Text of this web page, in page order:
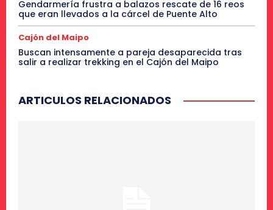
Gendarmería frustra a balazos rescate de 16 reos
que eran llevados a la cárcel de Puente Alto
Cajón del Maipo
Buscan intensamente a pareja desaparecida tras
salir a realizar trekking en el Cajón del Maipo
ARTICULOS RELACIONADOS